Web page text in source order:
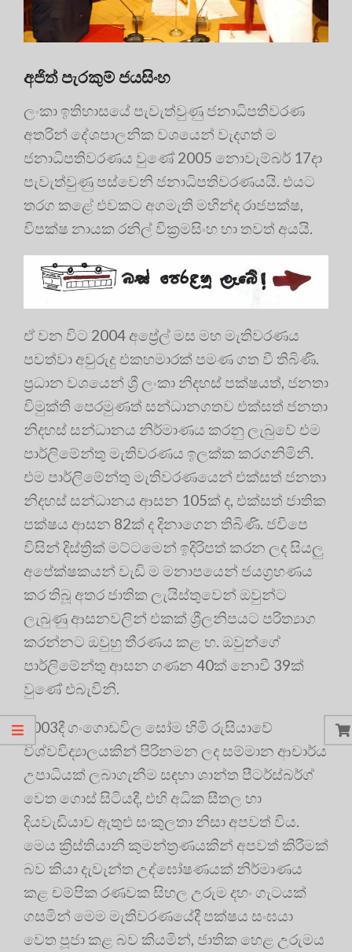
අජිත් පැරකුම් ජයසිංහ
ලංකා ඉතිහාසයේ පැවැත්වුණු ජනාධිපතිවරණ
අතරින් දේශපාලනික වශයෙන් වැදගත් ම
ජනාධිපතිවරණය වුණේ 2005 නොවැම්බර් 17දා
පැවැත්වුණු පස්වෙනි ජනාධිපතිවරණයයි. එයට
තරග කළේ එවකට අගමැති මහින්ද රාජපක්ෂ,
විපක්ෂ නායක රනිල් වික්‍රමසිංහ හා තවත් අයයි.
ඒ වන විට 2004 අප්‍රේල් මස මහ මැතිවරණය
පවත්වා අවුරුදු එකහමාරක් පමණ ගත වී තිබිණි.
ප්‍රධාන වශයෙන් ශ්‍රී ලංකා නිදහස් පක්ෂයත්, ජනතා
විමුක්ති පෙරමුණත් සන්ධානගතව එක්සත් ජනතා
නිදහස් සන්ධානය නිර්මාණය කරනු ලැබුවේ එම
පාර්ලිමේන්තු මැතිවරණය ඉලක්ක කරගනිමිනි.
එම පාර්ලිමේන්තු මැතිවරණයෙන් එක්සත් ජනතා
නිදහස් සන්ධානය ආසන 105ක් ද, එක්සත් ජාතික
පක්ෂය ආසන 82ක් ද දිනාගෙන තිබිණි. ජවිපෙ
විසින් දිස්ත්‍රික් මට්ටමෙන් ඉදිරිපත් කරන ලද සියලු
අපේක්ෂකයන් වැඩි ම මනාපයෙන් ජයග්‍රහණය
කර තිබූ අතර ජාතික ලැයිස්තුවෙන් ඔවුන්ට
ලැබුණු ආසනවලින් එකක් ශ්‍රීලනිපයට පරිත්‍යාග
කරන්නට ඔවුහු තීරණය කළ හ. ඔවුන්ගේ
පාර්ලිමේන්තු ආසන ගණන 40ක් නොවී 39ක්
වුණේ එබැවිනි.
2003දී ගංගොඩවිල සෝම හිමි රුසියාවේ
විශ්වවිද්‍යාලයකින් පිරිනමන ලද සම්මාන ආචාර්ය
උපාධියක් ලබාගැනීම සඳහා ශාන්ත පීටර්ස්බර්ග්
වෙත ගොස් සිටියදී, එහි අධික සීතල හා
දියවැඩියාව ඇතුළු සංකුලතා නිසා අපවත් විය.
මෙය ක්‍රිස්තියානි කුමන්ත්‍රණයකින් අපවත් කිරීමක්
බව කියා දැවැන්ත උද්ඝෝෂණයක් නිර්මාණය
කළ චම්පික රණවක සිහල උරුම දහං ගැටයක්
ගසමින් මෙම මැතිවරණයේදී පක්ෂය සංඝයා
වෙත පූජා කළ බව කියමින්, ජාතික හෙළ උරුමය